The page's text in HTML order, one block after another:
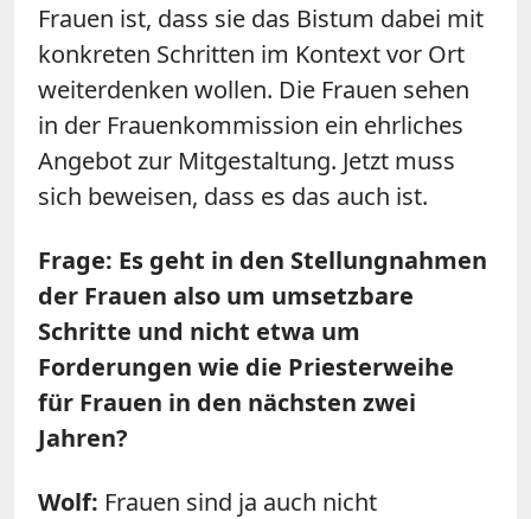
Frauen ist, dass sie das Bistum dabei mit
konkreten Schritten im Kontext vor Ort
weiterdenken wollen. Die Frauen sehen
in der Frauenkommission ein ehrliches
Angebot zur Mitgestaltung. Jetzt muss
sich beweisen, dass es das auch ist.
Frage: Es geht in den Stellungnahmen
der Frauen also um umsetzbare
Schritte und nicht etwa um
Forderungen wie die Priesterweihe
für Frauen in den nächsten zwei
Jahren?
Wolf: Frauen sind ja auch nicht